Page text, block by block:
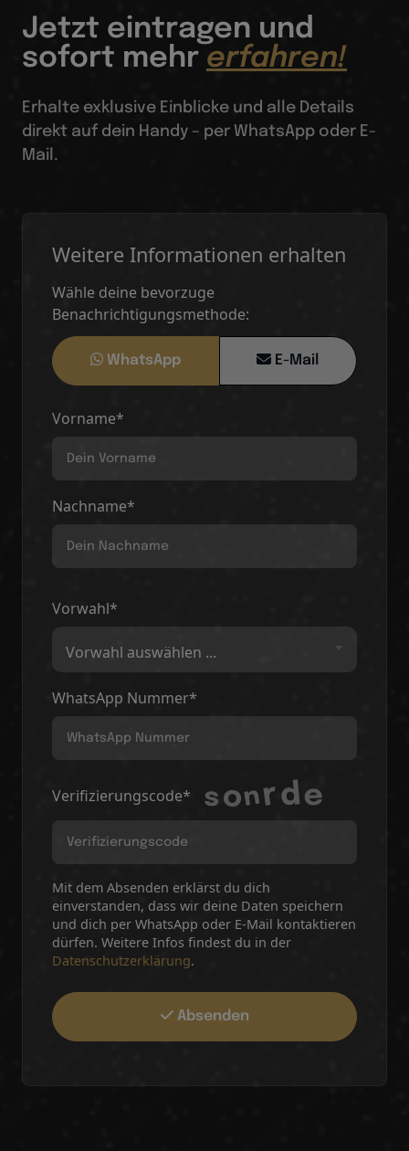
Jetzt eintragen und
sofort mehr erfahren!
Erhalte exklusive Einblicke und alle Details
direkt auf dein Handy – per WhatsApp oder E-
Mail.
Weitere Informationen erhalten
Wähle deine bevorzuge
Benachrichtigungsmethode:
WhatsApp E-Mail
Vorname*
Nachname*
Vorwahl*
Vorwahl auswählen ...
WhatsApp Nummer*
Verifizierungscode*
Mit dem Absenden erklärst du dich
einverstanden, dass wir deine Daten speichern
und dich per WhatsApp oder E-Mail kontaktieren
dürfen. Weitere Infos findest du in der
Datenschutzerklärung.
Absenden